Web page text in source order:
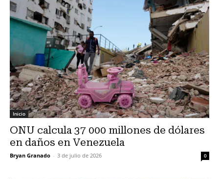
Inicio
ONU calcula 37 000 millones de dólares
en daños en Venezuela
Bryan Granado - 3 de julio de 2026 0